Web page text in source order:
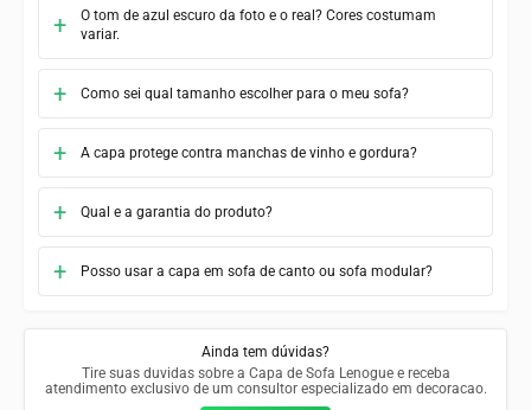
O tom de azul escuro da foto e o real? Cores costumam
variar.
Como sei qual tamanho escolher para o meu sofa?
A capa protege contra manchas de vinho e gordura?
Qual e a garantia do produto?
Posso usar a capa em sofa de canto ou sofa modular?
Ainda tem dúvidas?
Tire suas duvidas sobre a Capa de Sofa Lenogue e receba
atendimento exclusivo de um consultor especializado em decoracao.